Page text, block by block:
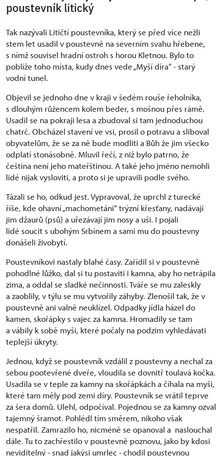
poustevník litický
Tak nazývali Litičtí poustevníka, který se před více nežli
stem let usadil v poustevně na severním svahu hřebene,
s nímž souvisel hradní ostroh s horou Kletnou. Bylo to
poblíže toho místa, kudy dnes vede „Myší díra“ - starý
vodní tunel.
Objevil se jednoho dne v kraji v šedém rouše řeholníka,
s dlouhým růžencem kolem beder, s mošnou přes rámě.
Usadil se na pokraji lesa a zbudoval si tam jednoduchou
chatrč. Obcházel stavení ve vsi, prosil o potravu a sliboval
obyvatelům, že se za ně bude modliti a Bůh že jim všecko
odplatí stonásobně. Mluvil řečí, z niž bylo patrno, že
čeština není jeho mateřštinou. A také jeho jméno nemohli
lidé nijak vysloviti, a proto si je upravili podle svého.
Tázali se ho, odkud jest. Vypravoval, že uprchl z turecké
říše, kde ohavní „machometáni“ trýzní křesťany, nadávají
jim džaurů (psů) a uřezávají jim nosy a uši. I pojali
lidé soucit s ubohým Srbínem a sami mu do poustevny
donášeli živobytí.
Poustevníkovi nastaly blahé časy. Zařídil si v poustevně
pohodlné lůžko, dal si tu postaviti i kamna, aby ho netrápila
zima, a oddal se sladké nečinnosti. Tváře se mu zaleskly
a zaoblily, v týlu se mu vytvořily záhyby. Zlenošil tak, že v
poustevně ani valně neuklízel. Odpadky jídla házel do
kamen, skořápky s vajec za kamna. Hromadily se tam
a vábily k sobě myši, které počaly na podzim vyhledávati
teplejší úkryty.
Jednou, když se poustevník vzdálil z poustevny a nechal za
sebou pootevřené dveře, vloudila se dovnitř toulavá kočka.
Usadila se v teple za kamny na skořápkách a číhala na myši,
které tam měly pod zemi díry. Poustevník se vrátil teprve
za šera domů. Ulehl, odpočíval. Pojednou se za kamny ozval
tajemný šramot. Pohlédl tím směrem, nikoho však
nespatřil. Zamrazilo ho, nicméně se opanoval a naslouchal
dále. Tu to zachřestilo v poustevně poznovu, jako by kdosi
neviditelný - snad jakýsi umrlec - chodil poustevnou